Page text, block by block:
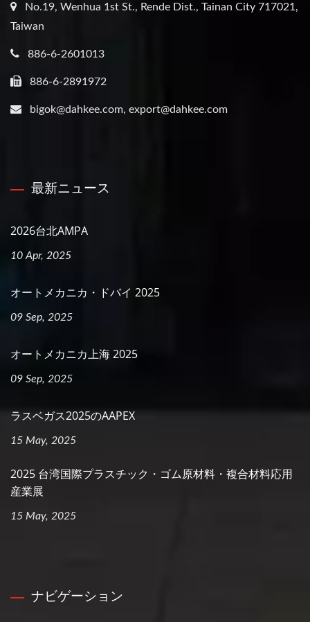
No.19, Wenhua 1st St., Rende Dist., Tainan City 717021,
Taiwan
886-6-2601013
886-6-2891972
bigok@dahkee.com, export@dahkee.com
最新ニュース
2026台北AMPA
10 Apr, 2025
オートメカニカ・ドバイ 2025
09 Sep, 2025
オートメカニカ上海 2025
09 Sep, 2025
ラスベガス2025のAAPEX
15 May, 2025
2025 台湾国際プラスチック・ゴム原材料・複合材料応用
産業展
15 May, 2025
ナビゲーション